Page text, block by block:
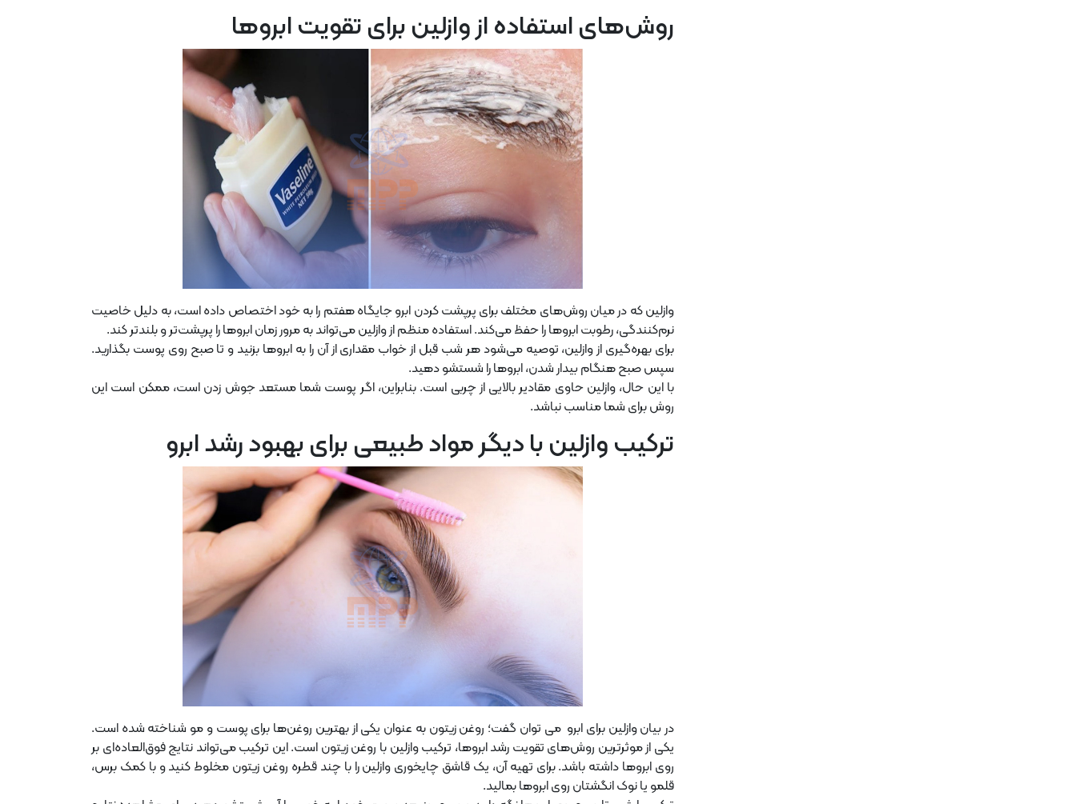
روش‌های استفاده از وازلین برای تقویت ابروها
وازلین که در میان روش‌های مختلف برای پرپشت کردن ابرو جایگاه هفتم را به خود اختصاص داده است، به دلیل خاصیت
نرم‌کنندگی، رطوبت ابروها را حفظ می‌کند. استفاده منظم از وازلین می‌تواند به مرور زمان ابروها را پرپشت‌تر و بلندتر کند.
برای بهره‌گیری از وازلین، توصیه می‌شود هر شب قبل از خواب مقداری از آن را به ابروها بزنید و تا صبح روی پوست بگذارید.
سپس صبح هنگام بیدار شدن، ابروها را شستشو دهید.
با این حال، وازلین حاوی مقادیر بالایی از چربی است. بنابراین، اگر پوست شما مستعد جوش زدن است، ممکن است این
روش برای شما مناسب نباشد.
ترکیب وازلین با دیگر مواد طبیعی برای بهبود رشد ابرو
در بیان وازلین برای ابرو می توان گفت؛ روغن زیتون به عنوان یکی از بهترین روغن‌ها برای پوست و مو شناخته شده است.
یکی از موثرترین روش‌های تقویت رشد ابروها، ترکیب وازلین با روغن زیتون است. این ترکیب می‌تواند نتایج فوق‌العاده‌ای بر
روی ابروها داشته باشد. برای تهیه آن، یک قاشق چایخوری وازلین را با چند قطره روغن زیتون مخلوط کنید و با کمک برس،
قلمو یا نوک انگشتان روی ابروها بمالید.